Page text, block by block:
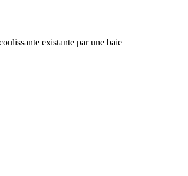
existante par une baie